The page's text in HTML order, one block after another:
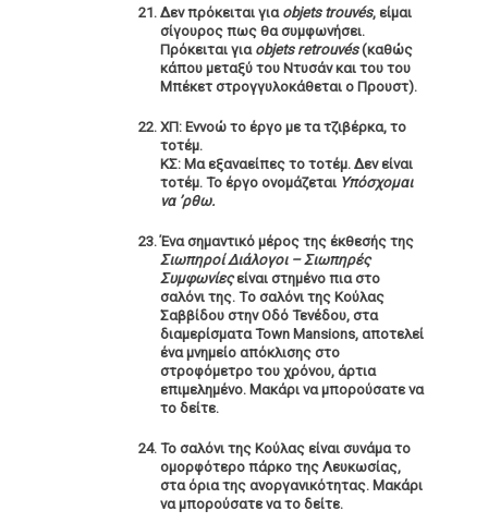
Δεν πρόκειται για οbjets trouvés, είμαι
σίγουρος πως θα συμφωνήσει.
Πρόκειται για οbjets retrouvés(καθώς
κάπου μεταξύ του Ντυσάν και του του
Μπέκετ στρογγυλοκάθεται ο Προυστ).
ΧΠ: Εννοώ το έργο με τα τζιβέρκα, το
τοτέμ.
ΚΣ: Μα εξαναείπες το τοτέμ. Δεν είναι
τοτέμ. Το έργο ονομάζεται Υπόσχομαι
να ’ρθω.
Ένα σημαντικό μέρος της έκθεσής της
Σιωπηροί Διάλογοι – Σιωπηρές
Συμφωνίεςείναι στημένο πια στο
σαλόνι της. Tο σαλόνι της Κούλας
Σαββίδου στην Οδό Τενέδου, στα
διαμερίσματα Town Mansions, αποτελεί
ένα μνημείο απόκλισης στο
στροφόμετρο του χρόνου, άρτια
επιμελημένο. Μακάρι να μπορούσατε να
το δείτε.
Το σαλόνι της Κούλας είναι συνάμα το
ομορφότερο πάρκο της Λευκωσίας,
στα όρια της ανοργανικότητας. Μακάρι
να μπορούσατε να το δείτε.